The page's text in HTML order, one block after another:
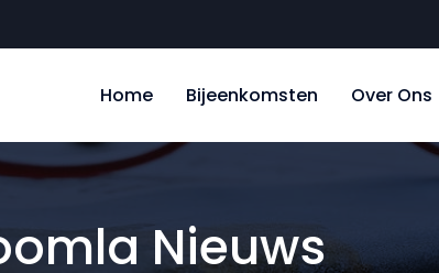
Home Bijeenkomsten Over Ons
Nieuws